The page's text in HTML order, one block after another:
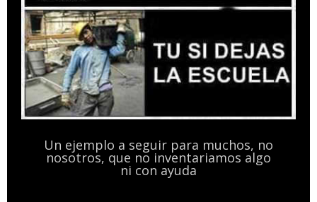
Un ejemplo a seguir para muchos, no
nosotros, que no inventariamos algo
ni con ayuda